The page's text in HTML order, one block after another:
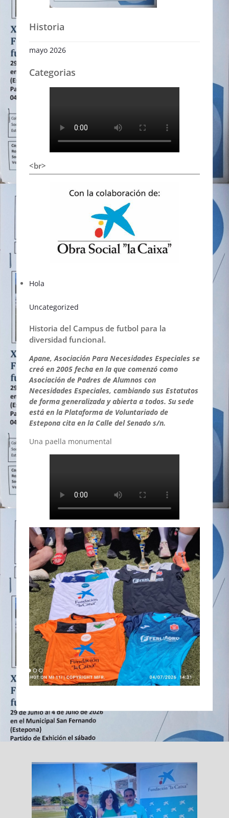
Historia
mayo 2026
Categorias
<br>
Hola
Uncategorized
Historia del Campus de futbol para la
diversidad funcional.
Apane, Asociación Para Necesidades Especiales se
creó en 2005 fecha en la que comenzó como
Asociación de Padres de Alumnos con
Necesidades Especiales, cambiando sus Estatutos
de forma generalizada y abierta a todos. Su sede
está en la Plataforma de Voluntariado de
Estepona cita en la Calle del Senado s/n.
Una paella monumental